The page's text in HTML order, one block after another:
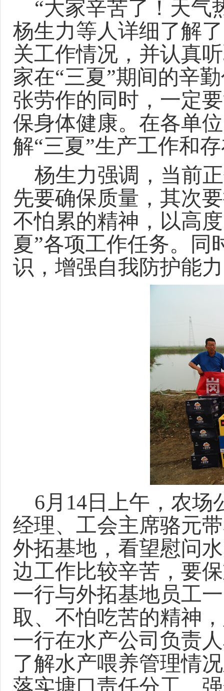
“大家辛苦了！天气
杨生力等人详细了解
关工作情况，并认真
家在“三夏”期间的辛
张劳作的同时，一定
保身体健康。 在各单位
解“三夏”生产工作和
杨生力强调， 当前
先要确保质量，其次
不怕累的精神，以高
夏”各项工作任务。
同
识，增强自我防护能
6月14日上午，农
经理、工会主席骆元
外拓基地，看望慰问
边工作比较辛苦，要
一行与外拓基地员工
取、不怕吃苦的精神
一行在水产公司负责
了解水产喂养管理情